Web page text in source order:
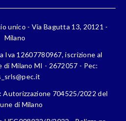
unico - Via Bagutta 13, 20121 -
Milano
Iva 12607780967, iscrizione al
Milano MI - 2672057 - Pec:
Autorizzazione 704525/2022 del
di Milano